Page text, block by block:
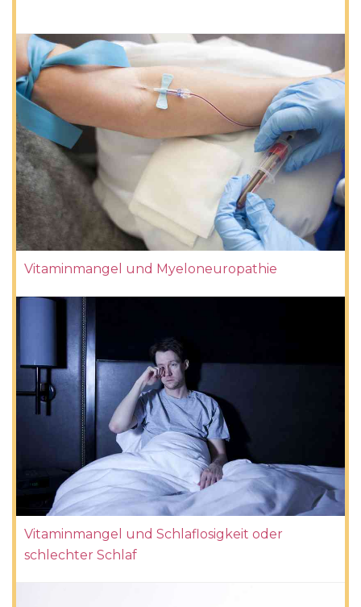
Vitaminmangel und Myeloneuropathie
Vitaminmangel und Schlaflosigkeit oder
schlechter Schlaf